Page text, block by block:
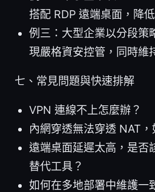
搭配 RDP 遠端桌面，降
例三：大型企業以分段策
現嚴格資安控管，同時維
七、常見問題與快速排解
VPN 連線不上怎麼辦？
內網穿透無法穿透 NAT
遠端桌面延遲太高，是否
替代工具？
如何在多地部署中維護一